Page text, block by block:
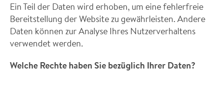
Ein Teil der Daten wird erhoben, um eine fehlerfreie
Bereitstellung der Website zu gewährleisten. Andere
Daten können zur Analyse Ihres Nutzerverhaltens
verwendet werden.
Welche Rechte haben Sie bezüglich Ihrer Daten?